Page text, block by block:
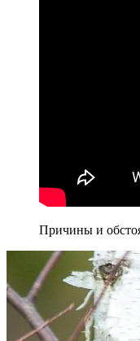
Причины и